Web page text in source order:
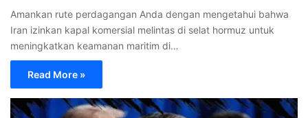
Amankan rute perdagangan Anda dengan mengetahui bahwa
Iran izinkan kapal komersial melintas di selat hormuz untuk
meningkatkan keamanan maritim di…
Read More »